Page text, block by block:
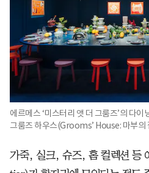
에르메스 ‘미스터리 앳 더 그룸즈’의 다
그룸즈 하우스(Grooms’ House: 마부의
가죽, 실크, 슈즈, 홈 컬렉션 등